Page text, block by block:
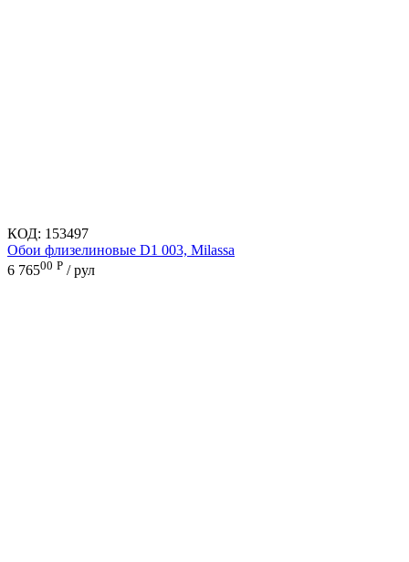
КОД: 153497
Обои флизелиновые D1 003, Milassa
6 76500 Р / рул